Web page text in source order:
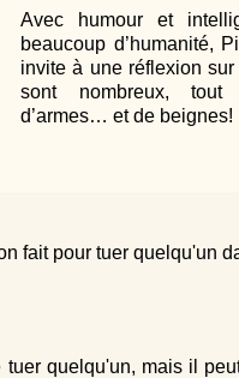
Avec humour et
beaucoup d’humanité,
invite à une réflexion
sont nombreux, tout
d’armes… et de beignes!
fait pour tuer quelqu'un
quelqu'un, mais il